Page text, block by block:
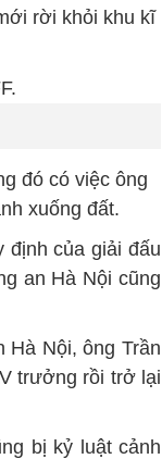
rời khỏi khu kĩ
đó có việc ông
xuống đất.
định của giải đấu
an Hà Nội cũng
Hà Nội, ông Trần
trưởng rồi trở lại
bị kỷ luật cảnh